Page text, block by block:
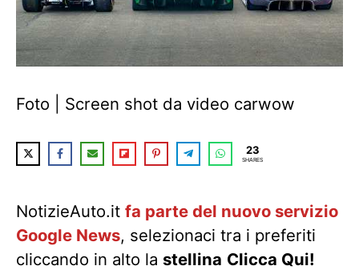
Foto | Screen shot da video carwow
23
SHARES
NotizieAuto.it fa parte del nuovo servizio
Google News, selezionaci tra i preferiti
cliccando in alto la stellina Clicca Qui!